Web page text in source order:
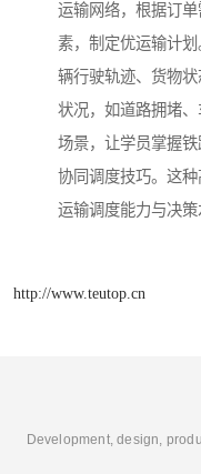
运输网络，根据订
素，制定优运输计
辆行驶轨迹、货物
状况，如道路拥堵
场景，让学员掌握
协同调度技巧。这
运输调度能力与决策
http://www.teutop.cn
Development, design,